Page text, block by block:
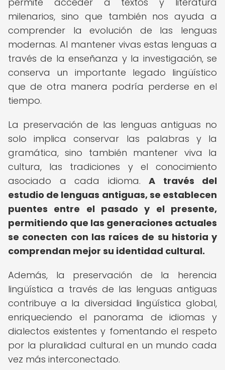
milenarios, sino que también nos ayuda a
comprender la evolución de las lenguas
modernas. Al mantener vivas estas lenguas a
través de la enseñanza y la investigación, se
conserva un importante legado lingüístico
que de otra manera podría perderse en el
tiempo.
La preservación de las lenguas antiguas no
solo implica conservar las palabras y la
gramática, sino también mantener viva la
cultura, las tradiciones y el conocimiento
asociado a cada idioma. A través del
estudio de lenguas antiguas, se establecen
puentes entre el pasado y el presente,
permitiendo que las generaciones actuales
se conecten con las raíces de su historia y
comprendan mejor su identidad cultural.
Además, la preservación de la herencia
lingüística a través de las lenguas antiguas
contribuye a la diversidad lingüística global,
enriqueciendo el panorama de idiomas y
dialectos existentes y fomentando el respeto
por la pluralidad cultural en un mundo cada
vez más interconectado.